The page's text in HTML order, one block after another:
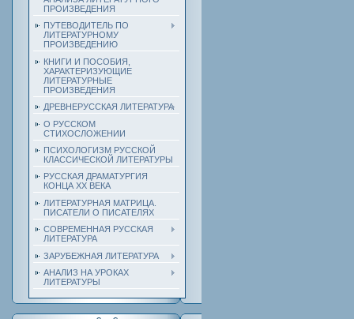
ПРОИЗВЕДЕНИЯ
ПУТЕВОДИТЕЛЬ ПО
ЛИТЕРАТУРНОМУ
ПРОИЗВЕДЕНИЮ
КНИГИ И ПОСОБИЯ,
ХАРАКТЕРИЗУЮЩИЕ
ЛИТЕРАТУРНЫЕ
ПРОИЗВЕДЕНИЯ
ДРЕВНЕРУССКАЯ ЛИТЕРАТУРА
О РУССКОМ
СТИХОСЛОЖЕНИИ
ПСИХОЛОГИЗМ РУССКОЙ
КЛАССИЧЕСКОЙ ЛИТЕРАТУРЫ
РУССКАЯ ДРАМАТУРГИЯ
КОНЦА ХХ ВЕКА
ЛИТЕРАТУРНАЯ МАТРИЦА.
ПИСАТЕЛИ О ПИСАТЕЛЯХ
СОВРЕМЕННАЯ РУССКАЯ
ЛИТЕРАТУРА
ЗАРУБЕЖНАЯ ЛИТЕРАТУРА
АНАЛИЗ НА УРОКАХ
ЛИТЕРАТУРЫ